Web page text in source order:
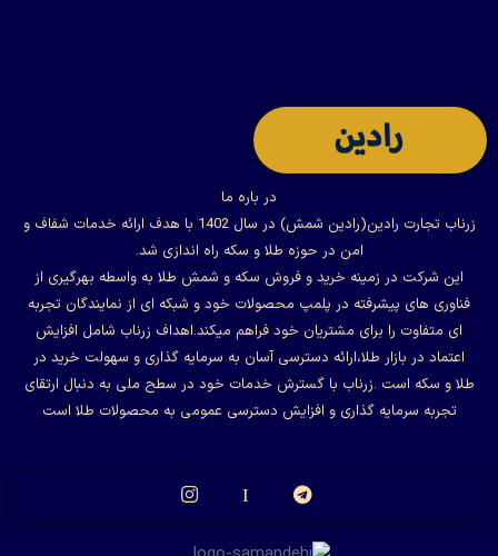
در باره ما
زرناب تجارت رادین(رادین شمش) در سال 1402 با هدف ارائه خدمات شفاف و
امن در حوزه طلا و سکه راه اندازی شد.
این شرکت در زمینه خرید و فروش سکه و شمش طلا به واسطه بهرگیری از
فناوری های پیشرفته در پلمپ محصولات خود و شبکه ای از نمایندگان تجربه
ای متفاوت را برای مشتریان خود فراهم میکند.اهداف زرناب شامل افزایش
اعتماد در بازار طلا،ارائه دسترسی آسان به سرمایه گذاری و سهولت خرید در
طلا و سکه است .زرناب با گسترش خدمات خود در سطح ملی به دنبال ارتقای
تجربه سرمایه گذاری و افزایش دسترسی عمومی به محصولات طلا است